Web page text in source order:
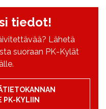
tiedot!
Lähetä
suoraan PK-Kylät
PK-KYLIIN